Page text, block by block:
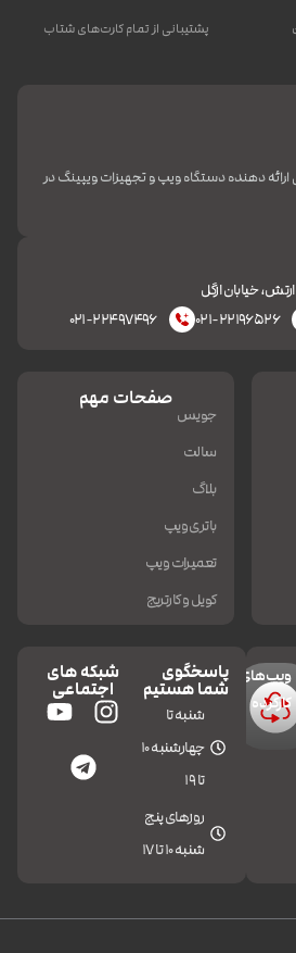
پشتیبانی از تمام کارت‌های شتاب
ارائه دهنده دستگاه ویپ و تجهیزات ویپینگ در
خیابان ازگل
۰۲۱-۲۲۱۹۶۵۲۶ ۰۲۱-۲۲۴۹۷۴۹۶
صفحات مهم
جویس
سالت
بلاگ
باتری ویپ
تعمیرات ویپ
کویل و کارتریج
ویپ‌های
کارکرده
پاسخگوی
شما هستیم
شنبه تا
چهارشنبه 10
تا 19
روزهای پنج
شنبه 10 تا 17
شبکه های
اجتماعی